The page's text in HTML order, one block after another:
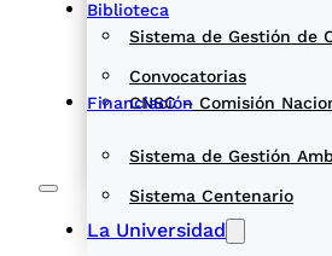
Sistema de Gestión de
Sistema de Gestión
CNSC – Comisión
Convocatorias
Sistema Centenario
Biblioteca
Financiación
La Universidad